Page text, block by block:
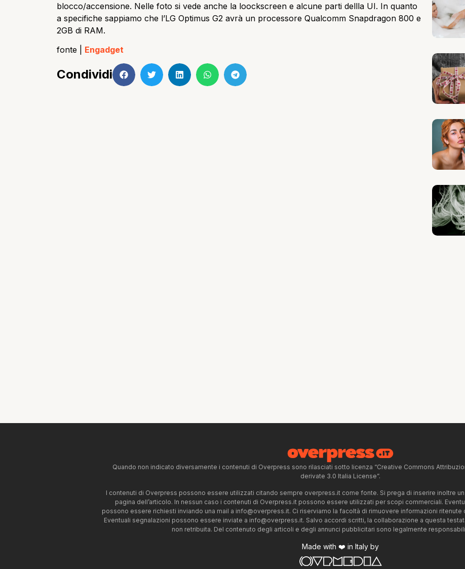
blocco/accensione. Nelle foto si vede anche la loockscreen e alcune parti dellla UI. In quanto
a specifiche sappiamo che l’LG Optimus G2 avrà un processore Qualcomm Snapdragon 800 e
2GB di RAM.
fonte | Engadget
Condividi
Quando non indicato diversamente i contenuti di Overpress sono rilasciati sotto licenza “Creative Commons
derivate 3.0 Italia License”.
I contenuti di Overpress possono essere utilizzati citando sempre overpress.it come fonte. Si prega di inserire inoltre
pagina dell’articolo. In nessun caso i contenuti di Overpress.it possono essere utilizzati per scopi commerciali.
possono essere richiesti inviando una mail a info@overpress.it. Ci riserviamo la facoltà di rimuovere informazioni
Eventuali segnalazioni possono essere inviate a info@overpress.it. Salvo accordi scritti, la collaborazione a questa
non retribuita. Del contenuto degli articoli e degli annunci pubblicitari sono legalmente
Made with ❤️ in Italy by